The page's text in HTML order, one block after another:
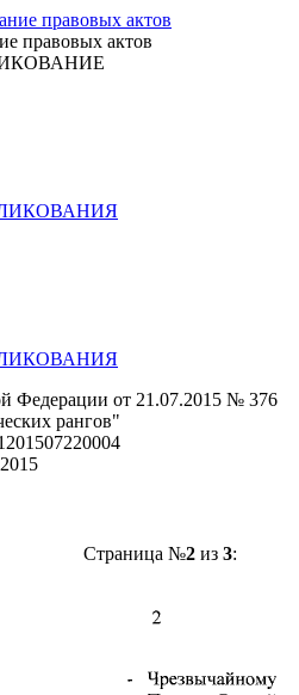
правовых актов
Федерации от 21.07.2015 № 376
рангов"
Страница №2из 3: